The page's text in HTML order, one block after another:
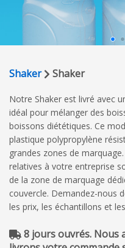
Shaker Shaker
Notre Shaker est livré avec
idéal pour mélanger des
boissons diététiques. Ce
plastique polypropylène
grandes zones de
relatives à votre entreprise
de la zone de marquage
couvercle. Demandez-nous
les prix, les échantillons et
8 jours ouvrés. Nous